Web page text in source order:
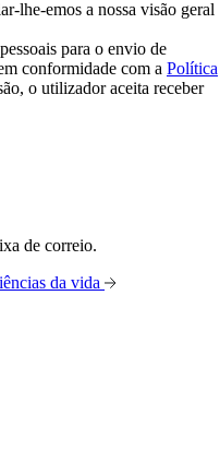
lhe-emos a nossa visão geral
para o envio de
conformidade com a Política
o utilizador aceita receber
de correio.
da vida